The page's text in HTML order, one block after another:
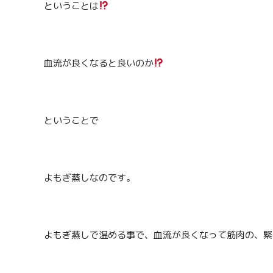
ということは
血流が良くなると良いのか
ということで
よもぎ蒸しなのです。
よもぎ蒸しで温める事で、血流が良くなって筋肉の、